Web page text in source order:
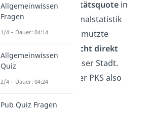
einerhohen Kriminalitätsquote in
der polizeilichen Kriminalstatistik
(PKS). Aber eine beschmutzte
bedroht nicht direkt
deine Sicherheit
in dieser Stadt.
Gehe mit den Daten der PKS also
Allgemeinwissen
Fragen
1/4 – Dauer: 04:14
Allgemeinwissen
Quiz
2/4 – Dauer: 04:24
Pub Quiz Fragen